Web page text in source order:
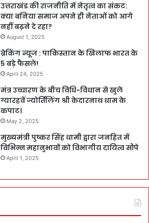
उत्तराखंड की राजनीति में नेतृत्व का संकट:
क्या बनिया समाज अपने ही नेताओं को आगे
नहीं बढ़ने दे रहा?
August 1, 2025
ब्रेकिंग न्यूज : पाकिस्तान के खिलाफ भारत के
5 बड़े फैसले!
April 24, 2025
मंत्र उच्चारण के बीच विधि-विधान से खुले
ग्यारहवें ज्योर्तिलिंग श्री केदारनाथ धाम के
कपाट।
May 2, 2025
मुख्यमंत्री पुष्कर सिंह धामी द्वारा जनहित में
विभिन्न महानुभावों को विभागीय दायित्व सौंपे
April 1, 2025